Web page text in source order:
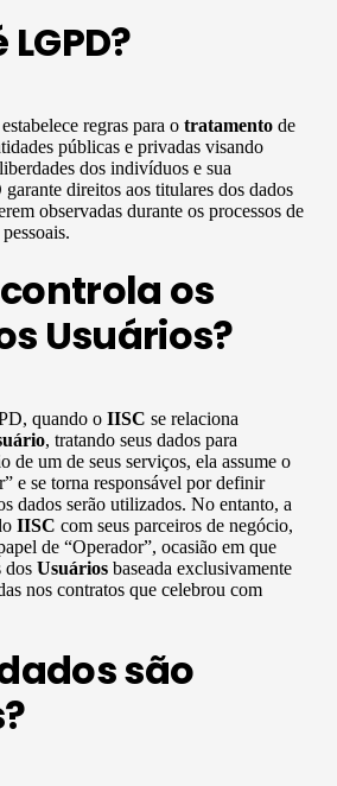
LGPD?
regras para o tratamento de
públicas e privadas visando
dos indivíduos e sua
direitos aos titulares dos dados
observadas durante os processos de
os
Usuários?
quando o IISC se relaciona
, tratando seus dados para
de um de seus serviços, ela assume o
e se torna responsável por definir
dados serão utilizados. No entanto, a
IISC com seus parceiros de negócio,
de “Operador”, ocasião em que
dos Usuários baseada exclusivamente
nos contratos que celebrou com
são